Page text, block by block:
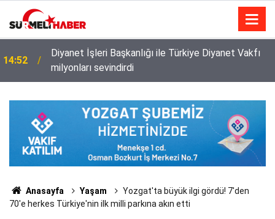
14:52
Diyanet İşleri Başkanlığı ile Türkiye Diyanet Vakfı
milyonları sevindirdi
Anasayfa Yaşam
Yozgat'ta büyük ilgi gördü! 7'den
70'e herkes Türkiye'nin ilk milli parkına akın etti